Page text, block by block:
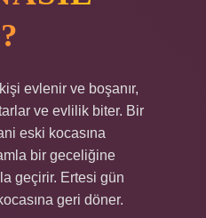
evlenir ve boşanır,
ve evlilik biter. Bir
eski kocasına
bir geceliğine
geçirir. Ertesi gün
geri döner.